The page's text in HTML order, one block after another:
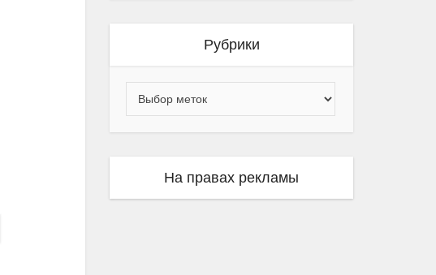
Рубрики
На правах рекламы